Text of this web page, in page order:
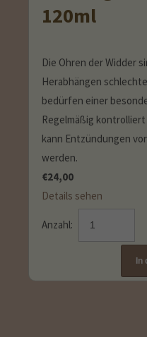
120ml
Die Ohren der Widder
Herabhängen
bedürfen einer
Regelmäßig
kann Entzündungen
werden.
€24,00
Details sehen
Anzahl: